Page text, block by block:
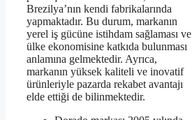
Brezilya’nın kendi fabrikalarında
yapmaktadır. Bu durum, markanın
yerel iş gücüne istihdam sağlaması ve
ülke ekonomisine katkıda bulunması
anlamına gelmektedir. Ayrıca,
markanın yüksek kaliteli ve inovatif
ürünleriyle pazarda rekabet avantajı
elde ettiği de bilinmektedir.